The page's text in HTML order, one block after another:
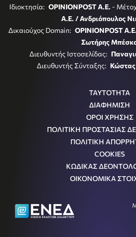
Ιδιοκτησία: OPINIONPOST A.E. -
Α.Ε. / Ανδριόπουλος
Δικαιούχος Domain: OPINIONPOST A.E.
Σωτήρης
Διευθυντής Ιστοσελίδας:
Διευθυντής Σύνταξης:
ΤΑΥΤΟΤΗΤΑ
ΔΙΑΦΗΜΙΣΗ
ΟΡΟΙ ΧΡΗΣΗΣ
ΠΟΛΙΤΙΚΗ ΠΡΟΣΤΑΣΙΑΣ
ΠΟΛΙΤΙΚΗ
COOKIES
ΚΩΔΙΚΑΣ
ΟΙΚΟΝΟΜΙΚΑ